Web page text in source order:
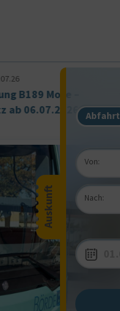
Auskunft
Abfahrt
Abfahrt
Von:
Nach:
B189 Mose –
ab 06.07.2026